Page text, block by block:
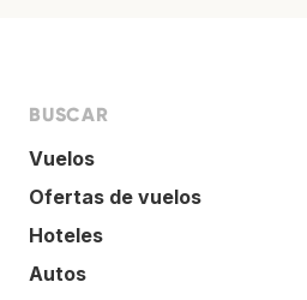
BUSCAR
Vuelos
Ofertas de vuelos
Hoteles
Autos